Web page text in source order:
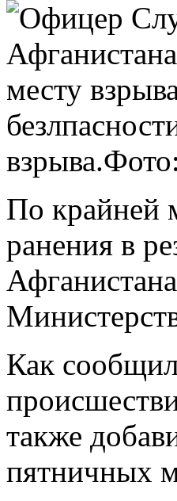
взрыва.
По крайней
ранения в
Как сообщил
также
пятничных